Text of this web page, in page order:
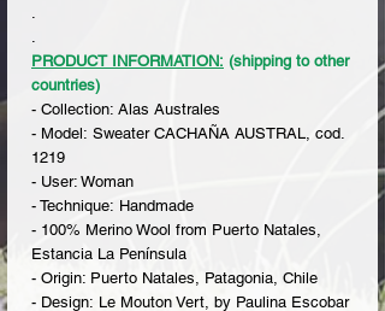
.
.
PRODUCT INFORMATION: (shipping to other
countries)
- Collection: Alas Australes
- Model: Sweater CACHAÑA AUSTRAL, cod.
1219
- User: Woman
- Technique: Handmade
- 100% Merino Wool from Puerto Natales,
Estancia La Península
- Origin: Puerto Natales, Patagonia, Chile
- Design: Le Mouton Vert, by Paulina Escobar